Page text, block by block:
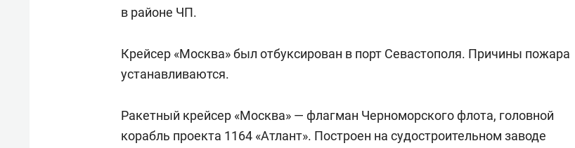
в районе ЧП.
Крейсер «Москва» был отбуксирован в порт Севастополя. Причины пожара
устанавливаются.
Ракетный крейсер «Москва» — флагман Черноморского флота, головной
корабль проекта 1164 «Атлант». Построен на судостроительном заводе